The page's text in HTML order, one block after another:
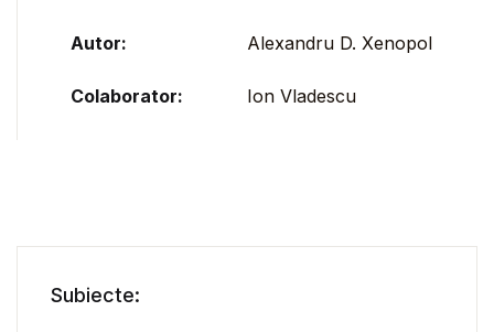
Autor: Alexandru D. Xenopol
Colaborator: Ion Vladescu
Subiecte: